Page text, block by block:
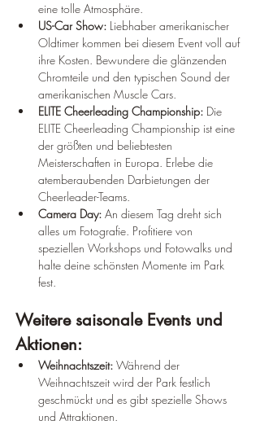
eine tolle Atmosphäre.
US-Car Show: Liebhaber amerikanischer
Oldtimer kommen bei diesem Event voll auf
ihre Kosten. Bewundere die glänzenden
Chromteile und den typischen Sound der
amerikanischen Muscle Cars.
ELITE Cheerleading Championship: Die
ELITE Cheerleading Championship ist eine
der größten und beliebtesten
Meisterschaften in Europa. Erlebe die
atemberaubenden Darbietungen der
Cheerleader-Teams.
Camera Day: An diesem Tag dreht sich
alles um Fotografie. Profitiere von
speziellen Workshops und Fotowalks und
halte deine schönsten Momente im Park
fest.
Weitere saisonale Events und
Aktionen:
Weihnachtszeit: Während der
Weihnachtszeit wird der Park festlich
geschmückt und es gibt spezielle Shows
und Attraktionen.